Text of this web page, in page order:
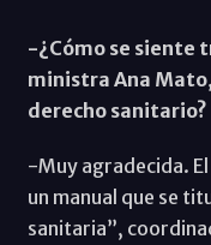
-¿Cómo se siente
ministra Ana
derecho sanitario?
-Muy agradecida.
un manual que se
sanitaria”,